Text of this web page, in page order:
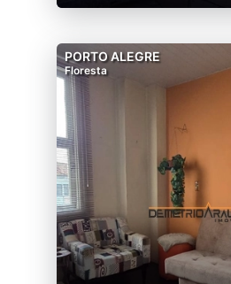
PORTO ALEGRE
Floresta